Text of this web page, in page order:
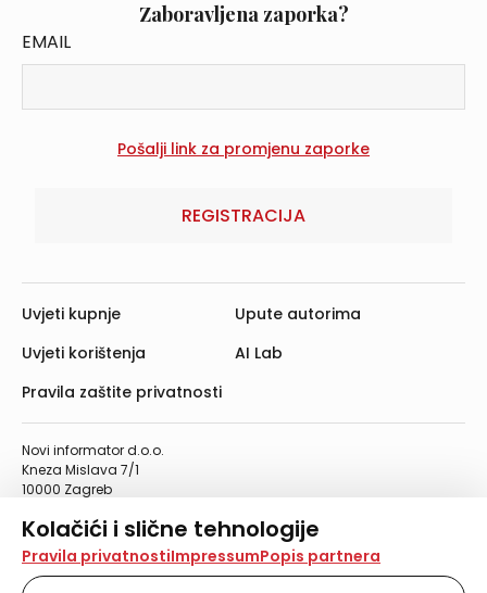
Kolačići i slične tehnologije
Na našoj web stranici koristimo kolačiće i slične
tehnologije za pohranu, čitanje i obradu informacija na
Pravila privatnostiImpressumPopis partnera
Zaboravljena zaporka?
EMAIL
REGISTRACIJA
Novi informator d.o.o.
Kneza Mislava 7/1
10000 Zagreb
Telefaks: 01/4612-553
info@informator.hr
Uvjeti kupnje
Uvjeti korištenja
Pravila zaštite privatnosti
Upute autorima
AI Lab